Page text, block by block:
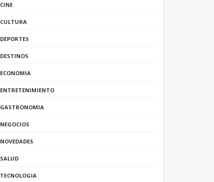
CINE
CULTURA
DEPORTES
DESTINOS
ECONOMIA
ENTRETENIMIENTO
GASTRONOMIA
NEGOCIOS
NOVEDADES
SALUD
TECNOLOGIA